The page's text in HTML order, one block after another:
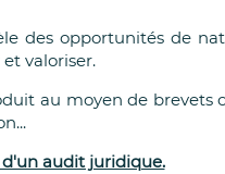
des opportunités de
valoriser.
au moyen de
d'un audit juridique.